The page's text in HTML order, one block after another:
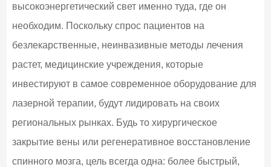
высокоэнергетический свет именно туда, где он
необходим. Поскольку спрос пациентов на
безлекарственные, неинвазивные методы лечения
растет, медицинские учреждения, которые
инвестируют в самое современное оборудование для
лазерной терапии, будут лидировать на своих
региональных рынках. Будь то хирургическое
закрытие вены или регенеративное восстановление
спинного мозга, цель всегда одна: более быстрый,